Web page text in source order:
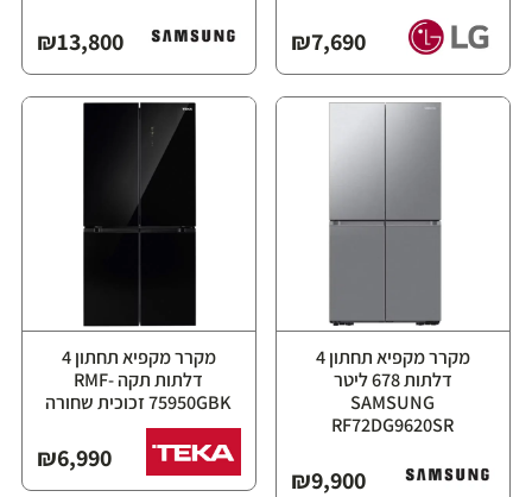
₪7,690
₪13,800
מקרר מקפיא תחתון ‏4
דלתות ‏678 ליטר
⁦SAMSUNG
RF72DG9620SR⁩
₪9,900
מקרר מקפיא תחתון 4
דלתות תקה RMF-
75950GBK זכוכית שחורה
₪6,990